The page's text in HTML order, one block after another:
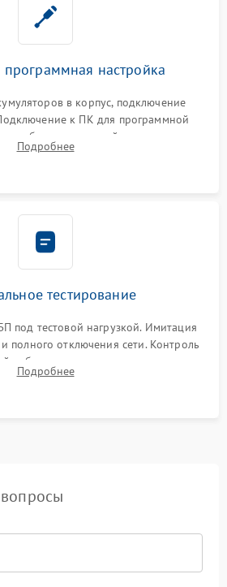
настройка
в корпус, подключение
к ПК для программной
батареи, настройки порогов
и сброса счетчиков старения АКБ.
Подробнее
тестирование
под тестовой нагрузкой. Имитация
полного отключения сети. Контроль
работы, температурного режима и
формы выходного сигнала.
Подробнее